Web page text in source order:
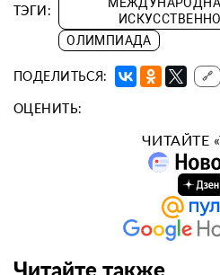
ТЭГИ:
ОЛИМПИАДА
ПОДЕЛИТЬСЯ: 🔗
ОЦЕНИТЬ:
ЧИТАЙТЕ
Читайте также